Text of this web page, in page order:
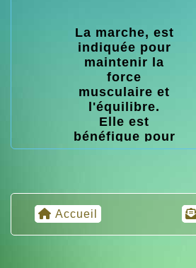
La marche, est
indiquée pour
maintenir la
force
musculaire et
l'équilibre.
Elle est
bénéfique pour
votre santé
Accueil